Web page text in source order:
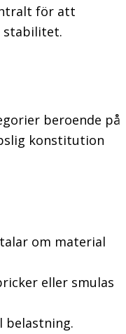
för att
stabilitet.
beroende på
konstitution
om material
eller smulas
belastning.